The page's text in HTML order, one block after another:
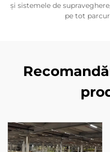
și sistemele de
pe tot